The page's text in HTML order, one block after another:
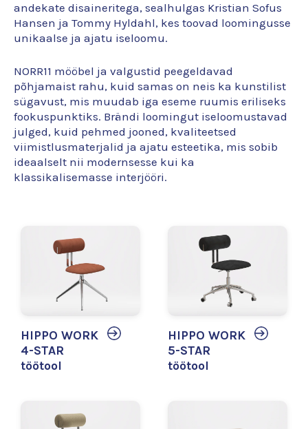
andekate disaineritega, sealhulgas Kristian Sofus
Hansen ja Tommy Hyldahl, kes toovad loomingusse
unikaalse ja ajatu iseloomu.
NORR11 mööbel ja valgustid peegeldavad
põhjamaist rahu, kuid samas on neis ka kunstilist
sügavust, mis muudab iga eseme ruumis eriliseks
fookuspunktiks. Brändi loomingut iseloomustavad
julged, kuid pehmed jooned, kvaliteetsed
viimistlusmaterjalid ja ajatu esteetika, mis sobib
ideaalselt nii modernsesse kui ka
klassikalisemasse interjööri.
HIPPO WORK
4-STAR
töötool
HIPPO WORK
5-STAR
töötool